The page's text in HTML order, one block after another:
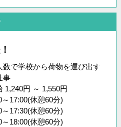
数で学校から荷物を運び出す
事
1,240円 ～ 1,550円
～17:00(休憩60分)
～17:30(休憩60分)
～18:00(休憩60分)